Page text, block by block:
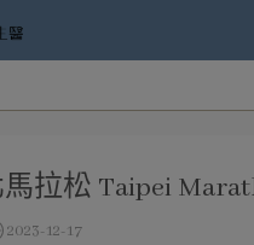
馬拉松 Taipei
2023-12-17